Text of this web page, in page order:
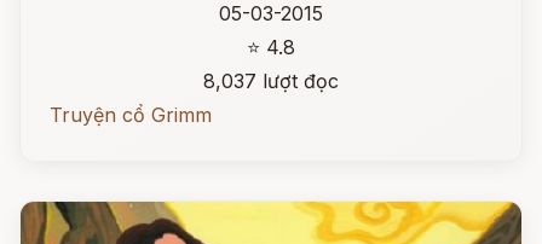
05-03-2015
⭐ 4.8
8,037 lượt đọc
Truyện cổ Grimm